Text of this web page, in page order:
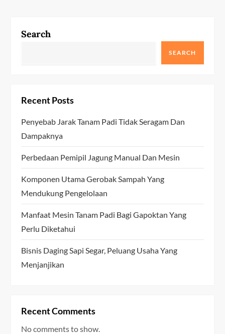
Search
SEARCH
Recent Posts
Penyebab Jarak Tanam Padi Tidak Seragam Dan
Dampaknya
Perbedaan Pemipil Jagung Manual Dan Mesin
Komponen Utama Gerobak Sampah Yang
Mendukung Pengelolaan
Manfaat Mesin Tanam Padi Bagi Gapoktan Yang
Perlu Diketahui
Bisnis Daging Sapi Segar, Peluang Usaha Yang
Menjanjikan
Recent Comments
No comments to show.